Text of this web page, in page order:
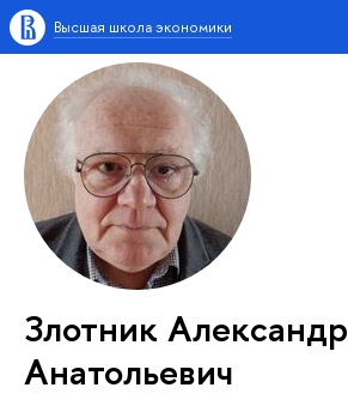
Высшая школа экономики
Злотник Александр
Анатольевич